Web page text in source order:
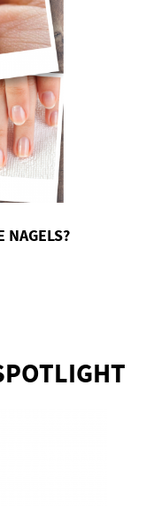
NAGELS?